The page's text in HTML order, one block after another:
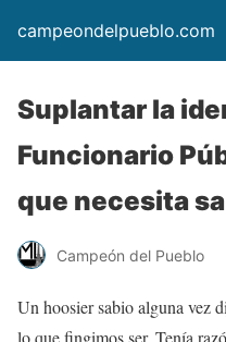
campeondelpueblo.com
Suplantar la
Funcionario
que necesita
Campeón del Pueblo
Un hoosier sabio alguna vez
lo que fingimos ser. Tenía